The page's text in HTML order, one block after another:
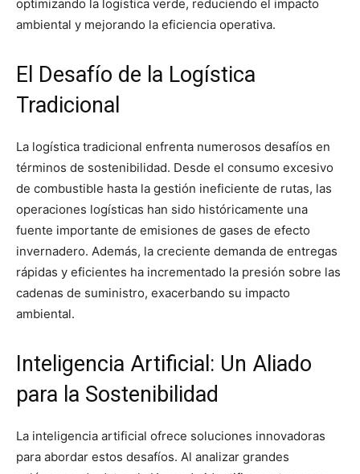
optimizando la logística verde, reduciendo el impacto
ambiental y mejorando la eficiencia operativa.
El Desafío de la Logística
Tradicional
La logística tradicional enfrenta numerosos desafíos en
términos de sostenibilidad. Desde el consumo excesivo
de combustible hasta la gestión ineficiente de rutas, las
operaciones logísticas han sido históricamente una
fuente importante de emisiones de gases de efecto
invernadero. Además, la creciente demanda de entregas
rápidas y eficientes ha incrementado la presión sobre las
cadenas de suministro, exacerbando su impacto
ambiental.
Inteligencia Artificial: Un Aliado
para la Sostenibilidad
La inteligencia artificial ofrece soluciones innovadoras
para abordar estos desafíos. Al analizar grandes